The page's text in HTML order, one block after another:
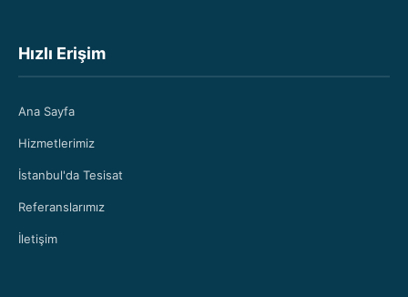
Hızlı Erişim
Ana Sayfa
Hizmetlerimiz
İstanbul'da Tesisat
Referanslarımız
İletişim